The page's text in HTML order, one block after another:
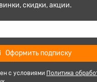
скидки, акции.
Оформить подписку
с условиями Политика